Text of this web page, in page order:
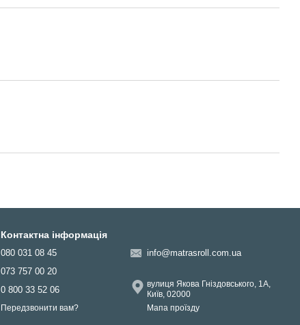
Контактна інформація
080 031 08 45
073 757 00 20
0 800 33 52 06
Передзвонити вам?
info@matrasroll.com.ua
вулиця Якова Гніздовського, 1А,
Київ, 02000
Мапа проїзду